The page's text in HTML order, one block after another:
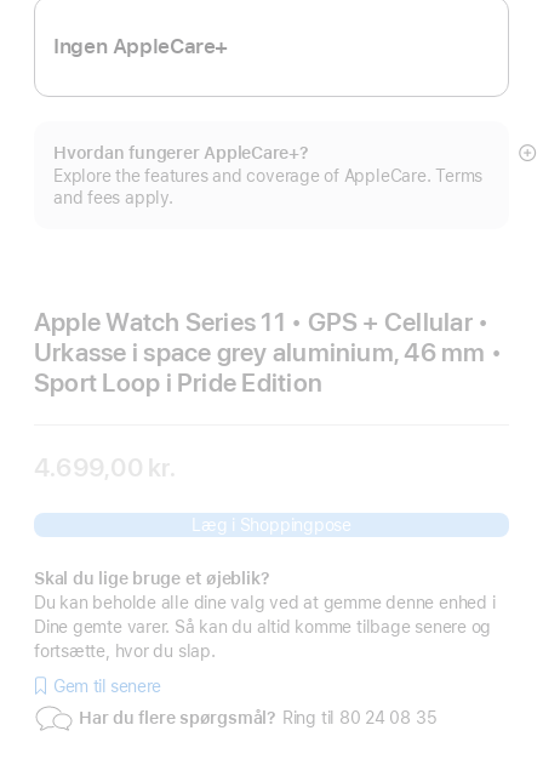
Ingen AppleCare+
Hvordan fungerer AppleCare+?
Explore the features and coverage of AppleCare. Terms
and fees apply.
Apple Watch Series 11 • GPS + Cellular •
Urkasse i space grey aluminium, 46 mm •
Sport Loop i Pride Edition
4.699,00 kr.
Læg i Shoppingpose
Skal du lige bruge et øjeblik?
Du kan beholde alle dine valg ved at gemme denne enhed i
Dine gemte varer. Så kan du altid komme tilbage senere og
fortsætte, hvor du slap.
Gem til senere
Har du flere spørgsmål? Ring til 80 24 08 35